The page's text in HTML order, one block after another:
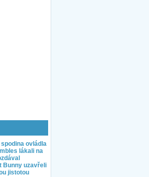
ovládla
lákali na
Bunny uzavřeli
jistotou